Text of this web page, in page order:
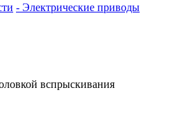
- Электрические приводы
вспрыскивания